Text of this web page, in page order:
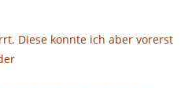
Diese konnte ich aber vorerst